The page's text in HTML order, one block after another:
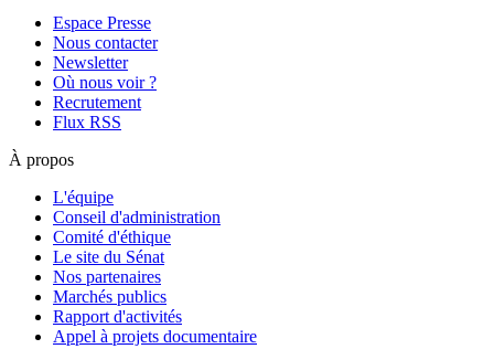
Espace Presse
Nous contacter
Newsletter
Où nous voir ?
Recrutement
Flux RSS
À propos
L'équipe
Conseil d'administration
Comité d'éthique
Le site du Sénat
Nos partenaires
Marchés publics
Rapport d'activités
Appel à projets documentaire